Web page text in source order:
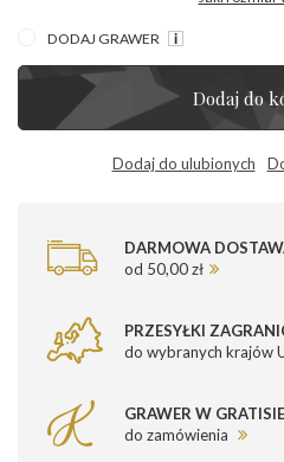
DODAJ GRAWER
Dodaj do
Dodaj do ulubionych
DARMOWA
od 50,00 zł
PRZESYŁKI
do wybranych krajów
GRAWER W GRATISIE
do zamówienia